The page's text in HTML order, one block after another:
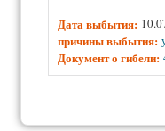
Дата выбытия:
причины выбытия:
Документ о гибели: